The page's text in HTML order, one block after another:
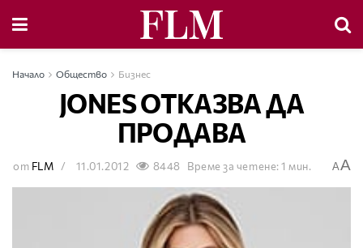
Начало Общество Бизнес
JONES ОТКАЗВА ДА
ПРОДАВА
от FLM 11.01.2012 8448 Време за четене: 1 мин. AA